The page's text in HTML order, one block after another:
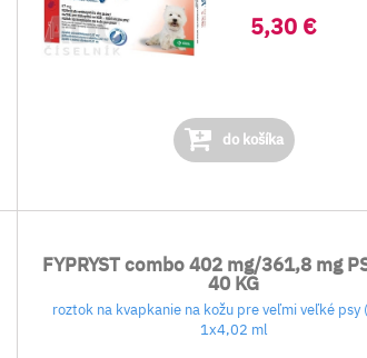
5,30 €
do košíka
FYPRYST combo 402 mg/361,8 mg
40 KG
roztok na kvapkanie na kožu pre veľmi veľké psy
1x4,02 ml